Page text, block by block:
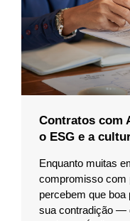
Contratos com
o ESG e a
Enquanto muitas
compromisso com
percebem que
sua contradição —